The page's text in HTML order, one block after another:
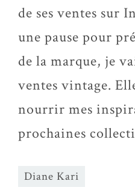
de ses ventes sur
une pause pour
de la marque, je
ventes vintage.
nourrir mes
prochaines
Diane Kari